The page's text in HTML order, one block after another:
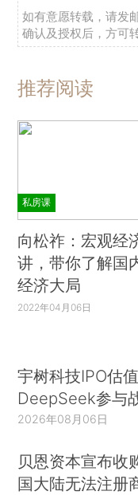
如有意愿转载，请发
确认及授权后，方可转
推荐阅读
私房课
向松祚：宏观经
讲，带你了解国
经济大局
2022年04月06日
宇树科技IPO估
DeepSeek参与
2026年08月06日
贝恩资本宣布收
国大陆无法注册